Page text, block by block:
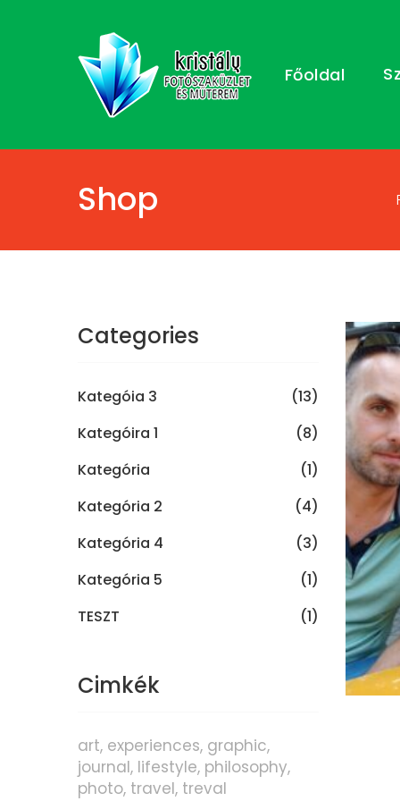
Főoldal
Shop
Categories
Kategóia 3
(13)
Kategóira 1
(8)
Kategória
(1)
Kategória 2
(4)
Kategória 4
(3)
Kategória 5
(1)
TESZT
(1)
Cimkék
art experiences graphic
journal lifestyle philosophy
photo travel treval